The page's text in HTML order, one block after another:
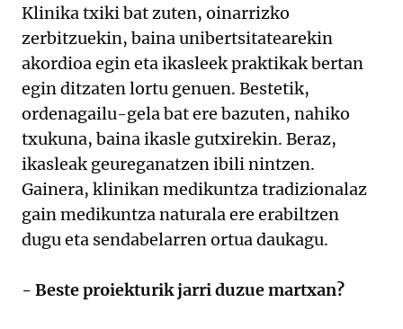
Klinika txiki bat zuten, oinarrizko
zerbitzuekin, baina unibertsitatearekin
akordioa egin eta ikasleek praktikak bertan
egin ditzaten lortu genuen. Bestetik,
ordenagailu-gela bat ere bazuten, nahiko
txukuna, baina ikasle gutxirekin. Beraz,
ikasleak geureganatzen ibili nintzen.
Gainera, klinikan medikuntza tradizionalaz
gain medikuntza naturala ere erabiltzen
dugu eta sendabelarren ortua daukagu.
- Beste proiekturik jarri duzue martxan?